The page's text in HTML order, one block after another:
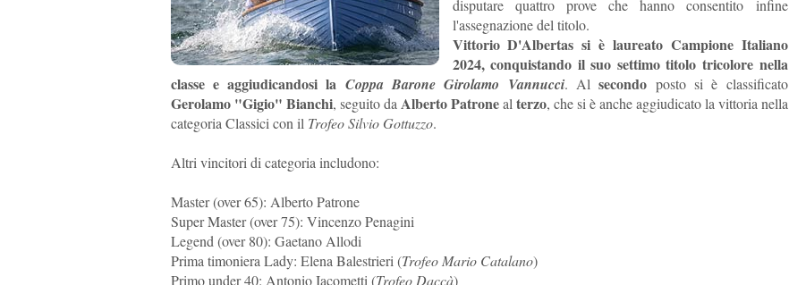
disputare quattro prove che hanno consentito infine
l'assegnazione del titolo.
Vittorio D'Albertas si è laureato Campione Italiano
2024, conquistando il suo settimo titolo tricolore nella
classe e aggiudicandosi la Coppa Barone Girolamo Vannucci. Alsecondo posto si è classificato
Gerolamo "Gigio" Bianchi, seguito da Alberto Patroneal terzo, che si è anche aggiudicato la vittoria nella
categoria Classici con il Trofeo Silvio Gottuzzo.
Altri vincitori di categoria includono:
Master (over 65): Alberto Patrone
Super Master (over 75): Vincenzo Penagini
Legend (over 80): Gaetano Allodi
Prima timoniera Lady: Elena Balestrieri (Trofeo Mario Catalano)
Primo under 40: Antonio Iacometti (Trofeo Daccà)